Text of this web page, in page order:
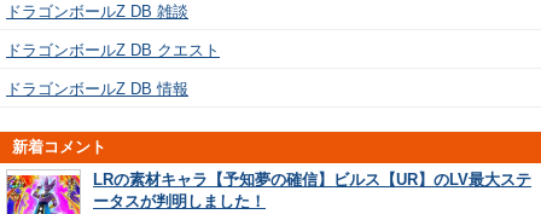
ドラゴンボールZ DB 雑談
ドラゴンボールZ DB クエスト
ドラゴンボールZ DB 情報
新着コメント
LRの素材キャラ【予知夢の確信】ビルス【UR】のLV最大ステ
ータスが判明しました！